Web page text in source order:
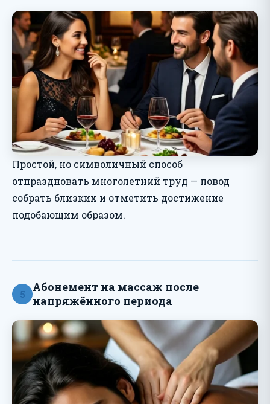
Простой, но символичный способ
отпраздновать многолетний труд — повод
собрать близких и отметить достижение
подобающим образом.
5
Абонемент на массаж после
напряжённого периода